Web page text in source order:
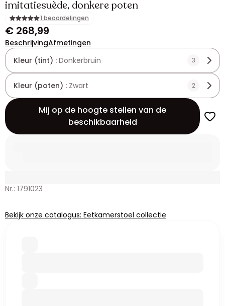
imitatiesuède, donkere poten
1 beoordelingen
€ 268,99
BeschrijvingAfmetingen
Kleur (tint) : Donkerbruin 3
Kleur (poten) : Zwart 2
Mij op de hoogte stellen van de
beschikbaarheid
Nr.: 1791023
Bekijk onze catalogus: Eetkamerstoel collectie